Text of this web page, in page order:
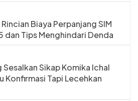
Biaya Perpanjang SIM
dan Tips Menghindari Denda
Sesalkan Sikap Komika Ichal
Konfirmasi Tapi Lecehkan